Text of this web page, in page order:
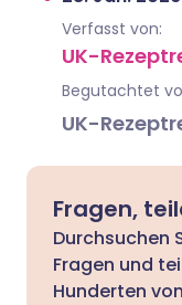
Verfasst von:
UK-
Begutachtet
UK-
Fragen,
Durchsuchen
Fragen und
Hunderten